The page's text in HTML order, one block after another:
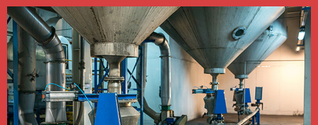
播放速度
2x
1.5x
1.25x
1x, 选择
0.5x
1x
节目段落